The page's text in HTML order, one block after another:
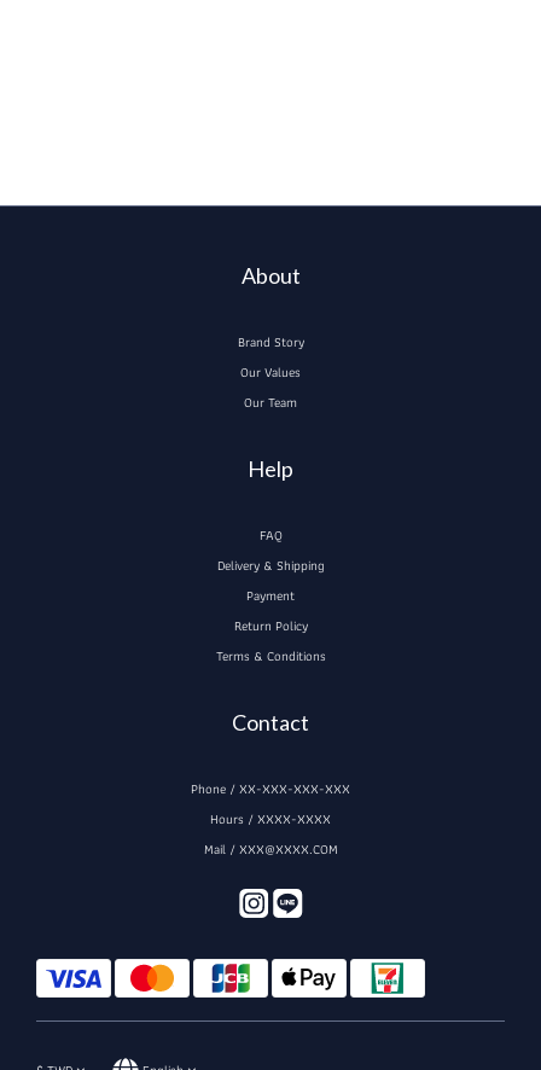
About
Brand Story
Our Values
Our Team
Help
FAQ
Delivery & Shipping
Payment
Return Policy
Terms & Conditions
Contact
Phone / XX-XXX-XXX-XXX
Hours / XXXX-XXXX
Mail / XXX@XXXX.COM